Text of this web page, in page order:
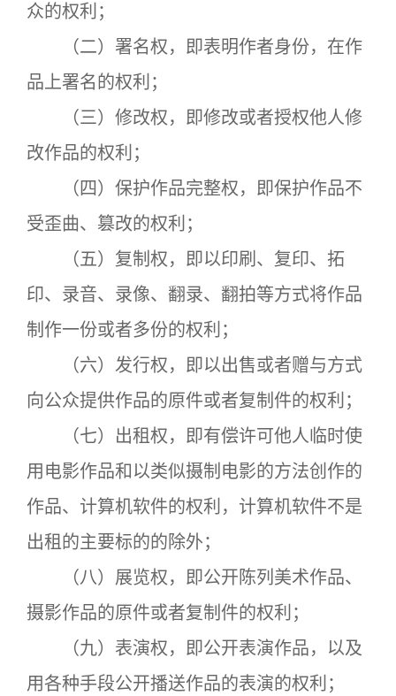
众的权利；
（二）署名权，即表明作者身份，在作
品上署名的权利；
（三）修改权，即修改或者授权他人修
改作品的权利；
（四）保护作品完整权，即保护作品不
受歪曲、篡改的权利；
（五）复制权，即以印刷、复印、拓
印、录音、录像、翻录、翻拍等方式将作品
制作一份或者多份的权利；
（六）发行权，即以出售或者赠与方式
向公众提供作品的原件或者复制件的权利；
（七）出租权，即有偿许可他人临时使
用电影作品和以类似摄制电影的方法创作的
作品、计算机软件的权利，计算机软件不是
出租的主要标的的除外；
（八）展览权，即公开陈列美术作品、
摄影作品的原件或者复制件的权利；
（九）表演权，即公开表演作品，以及
用各种手段公开播送作品的表演的权利；